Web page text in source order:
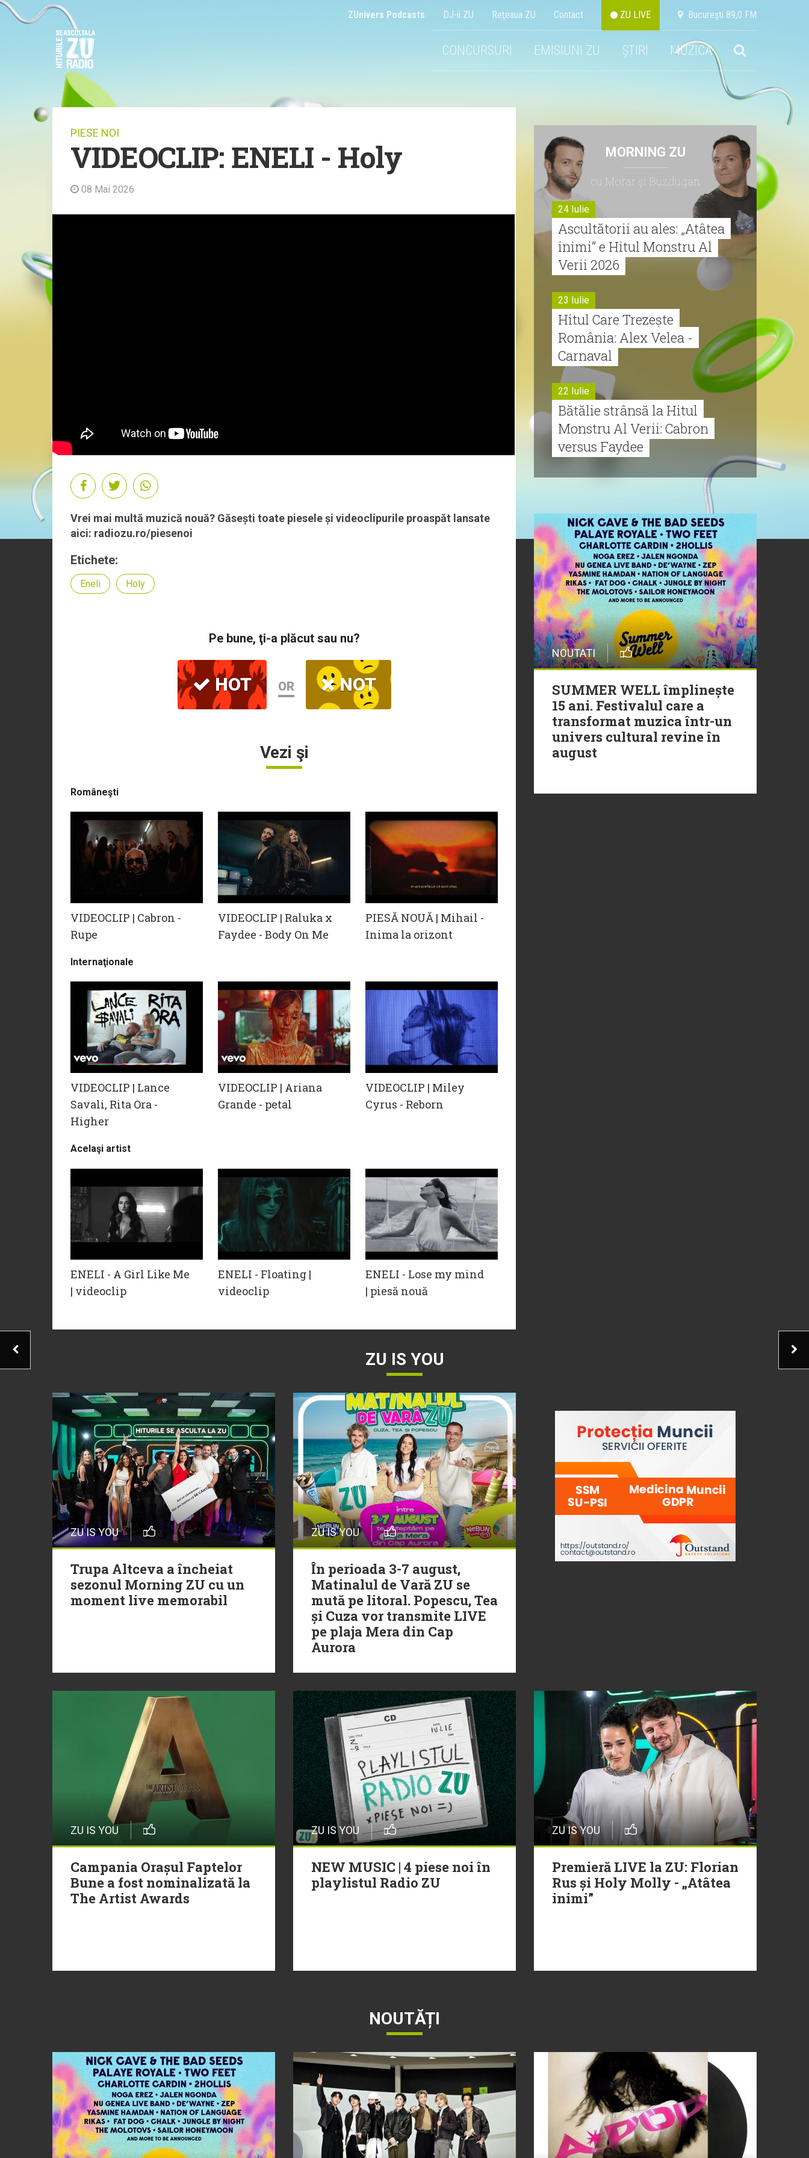
ZUnivers Podcasts DJ-ii ZU Reţeaua ZU Contact ZU LIVE Bucureşti 89,0 FM
CONCURSURI EMISIUNI ZU ȘTIRI MUZICA
PIESE NOI
VIDEOCLIP: ENELI - Holy
08 Mai 2026
Vrei mai multă muzică nouă? Găsești toate piesele și videoclipurile proaspăt lansate
aici: radiozu.ro/piesenoi
Etichete:
Eneli Holy
Pe bune, ţi-a plăcut sau nu?
HOT OR NOT
Vezi şi
Româneşti
VIDEOCLIP | Cabron -
Rupe
VIDEOCLIP | Raluka x
Faydee - Body On Me
PIESĂ NOUĂ | Mihail -
Inima la orizont
Internaţionale
VIDEOCLIP | Lance
Savali, Rita Ora -
Higher
VIDEOCLIP | Ariana
Grande - petal
VIDEOCLIP | Miley
Cyrus - Reborn
Acelaşi artist
ENELI - A Girl Like Me
| videoclip
ENELI - Floating |
videoclip
ENELI - Lose my mind
| piesă nouă
MORNING ZU
cu Morar şi Buzdugan
24 Iulie
Ascultătorii au ales: „Atâtea
inimi” e Hitul Monstru Al
Verii 2026
23 Iulie
Hitul Care Trezește
România: Alex Velea -
Carnaval
22 Iulie
Bătălie strânsă la Hitul
Monstru Al Verii: Cabron
versus Faydee
Cabron vine cu Hitul
Monstru al Verii
20 Iulie
Episod nou | Muzica Aia x
DJ Christian Thomson
20 Iulie
Torpedoul lui Morar: Theo
Rose - „Ceai lângă tine”
NOUTATI
SUMMER WELL împlinește
15 ani. Festivalul care a
transformat muzica într-un
univers cultural revine în
august
ZU IS YOU
ZU IS YOU
Trupa Altceva a încheiat
sezonul Morning ZU cu un
moment live memorabil
ZU IS YOU
În perioada 3-7 august,
Matinalul de Vară ZU se
mută pe litoral. Popescu, Tea
și Cuza vor transmite LIVE
pe plaja Mera din Cap
Aurora
ZU IS YOU
Campania Orașul Faptelor
Bune a fost nominalizată la
The Artist Awards
ZU IS YOU
NEW MUSIC | 4 piese noi în
playlistul Radio ZU
ZU IS YOU
Premieră LIVE la ZU: Florian
Rus și Holy Molly - „Atâtea
inimi”
NOUTĂȚI